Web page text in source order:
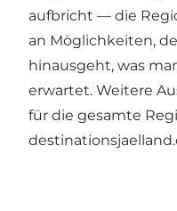
aufbricht — die
an Möglichkeiten,
hinausgeht, was
erwartet. Weitere
für die gesamte